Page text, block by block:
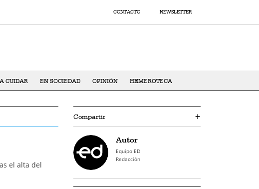
CONTACTO NEWSLETTER
CUIDAR EN SOCIEDAD OPINIÓN HEMEROTECA
el alta del
Compartir +
Autor
Equipo ED
Redacción